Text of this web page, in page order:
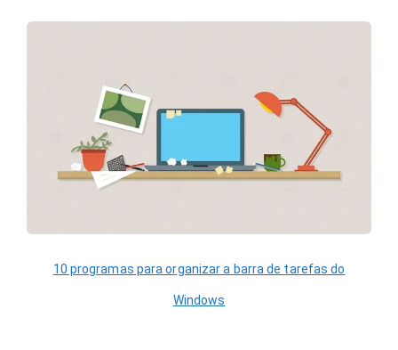
10 programas para organizar a barra de tarefas do
Windows